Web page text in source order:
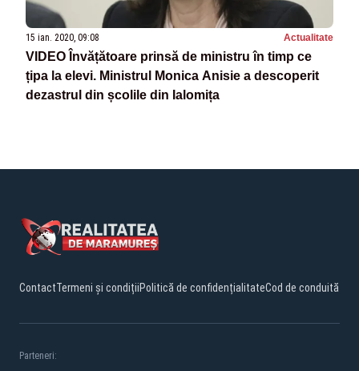
15 ian. 2020, 09:08 Actualitate
VIDEO Învățătoare prinsă de ministru în timp ce
țipa la elevi. Ministrul Monica Anisie a descoperit
dezastrul din școlile din Ialomița
ContactTermeni și condițiiPolitică de confidențialitateCod de conduită
Parteneri: